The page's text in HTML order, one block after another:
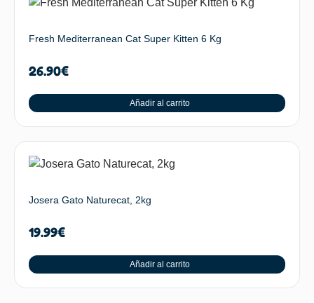
Fresh Mediterranean Cat Super Kitten 6 Kg
26.90€
Añadir al carrito
Josera Gato Naturecat, 2kg
19.99€
Añadir al carrito